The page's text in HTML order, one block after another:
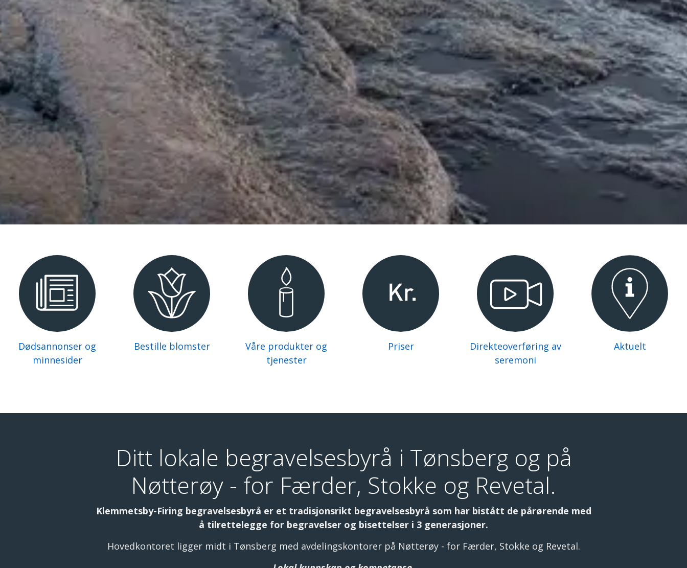
Dødsannonser og
minnesider
Bestille blomster
Våre produkter og
tjenester
Priser
Direkteoverføring av
seremoni
Aktuelt
Ditt lokale begravelsesbyrå i Tønsberg og på
Nøtterøy - for Færder, Stokke og Revetal.
Klemmetsby-Firing begravelsesbyrå er et tradisjonsrikt begravelsesbyrå som har bistått de pårørende med
å tilrettelegge for begravelser og bisettelser i 3 generasjoner.
Hovedkontoret ligger midt i Tønsberg med avdelingskontorer på Nøtterøy - for Færder, Stokke og Revetal.